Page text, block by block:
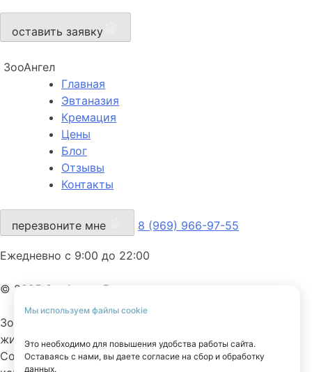
оставить заявку
Мы используем файлы cookie
Это необходимо для повышения удобства работы сайта.
Оставаясь с нами, вы даете согласие на сбор и обработку
данных.
ЗооАнгел
Главная
Эвтаназия
Кремация
Цены
Блог
Отзывы
Контакты
перезвоните мне 8 (969) 966-97-55
Ежедневно с 9:00 до 22:00
© 2025 ЗооАнгел. Все права защищены.
ЗооАнгел — ритуальная служба для домашних
животных.
Сопровождаем с заботой, вниманием и уважением к